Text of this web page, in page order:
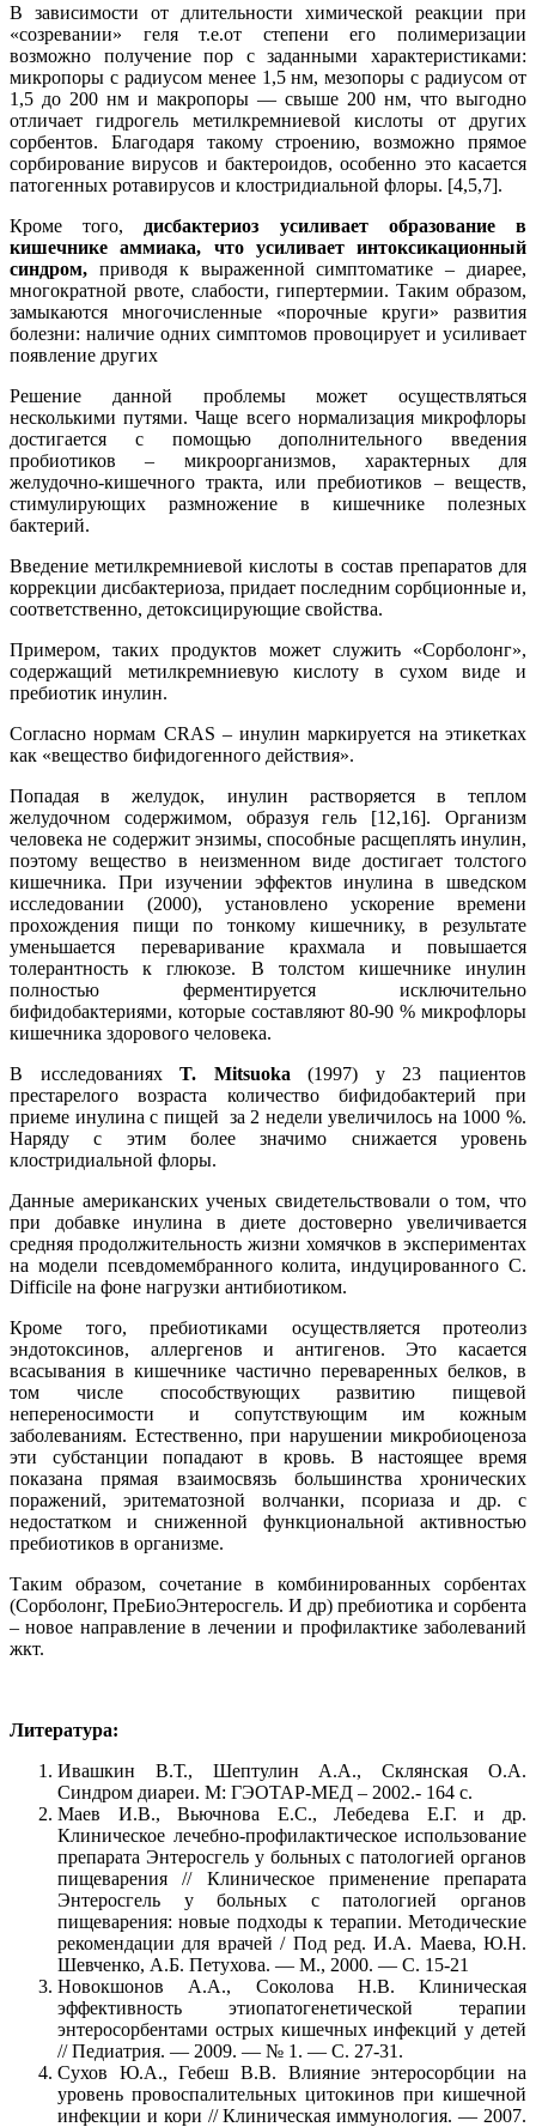
В зависимости от длительности химической реакции при
«созревании» геля т.е.от степени его полимеризации
возможно получение пор с заданными характеристиками:
микропоры с радиусом менее 1,5 нм, мезопоры с радиусом от
1,5 до 200 нм и макропоры — свыше 200 нм, что выгодно
отличает гидрогель метилкремниевой кислоты от других
сорбентов. Благодаря такому строению, возможно прямое
сорбирование вирусов и бактероидов, особенно это касается
патогенных ротавирусов и клостридиальной флоры. [4,5,7].
Кроме того, дисбактериоз усиливает образование в
кишечнике аммиака, что усиливает интоксикационный
синдром, приводя к выраженной симптоматике – диарее,
многократной рвоте, слабости, гипертермии. Таким образом,
замыкаются многочисленные «порочные круги» развития
болезни: наличие одних симптомов провоцирует и усиливает
появление других
Решение данной проблемы может осуществляться
несколькими путями. Чаще всего нормализация микрофлоры
достигается с помощью дополнительного введения
пробиотиков – микроорганизмов, характерных для
желудочно-кишечного тракта, или пребиотиков – веществ,
стимулирующих размножение в кишечнике полезных
бактерий.
Введение метилкремниевой кислоты в состав препаратов для
коррекции дисбактериоза, придает последним сорбционные и,
соответственно, детоксицирующие свойства.
Примером, таких продуктов может служить «Сорболонг»,
содержащий метилкремниевую кислоту в сухом виде и
пребиотик инулин.
Согласно нормам CRAS – инулин маркируется на этикетках
как «вещество бифидогенного действия».
Попадая в желудок, инулин растворяется в теплом
желудочном содержимом, образуя гель [12,16]. Организм
человека не содержит энзимы, способные расщеплять инулин,
поэтому вещество в неизменном виде достигает толстого
кишечника. При изучении эффектов инулина в шведском
исследовании (2000), установлено ускорение времени
прохождения пищи по тонкому кишечнику, в результате
уменьшается переваривание крахмала и повышается
толерантность к глюкозе. В толстом кишечнике инулин
полностью ферментируется исключительно
бифидобактериями, которые составляют 80-90 % микрофлоры
кишечника здорового человека.
В исследованияхT. Mitsuoka (1997) у 23 пациентов
престарелого возраста количество бифидобактерий при
приеме инулина с пищей за 2 недели увеличилось на 1000 %.
Наряду с этим более значимо снижается уровень
клостридиальной флоры.
Данные американских ученых свидетельствовали о том, что
при добавке инулина в диете достоверно увеличивается
средняя продолжительность жизни хомячков в экспериментах
на модели псевдомембранного колита, индуцированного C.
Difficile на фоне нагрузки антибиотиком.
Кроме того, пребиотиками осуществляется протеолиз
эндотоксинов, аллергенов и антигенов. Это касается
всасывания в кишечнике частично переваренных белков, в
том числе способствующих развитию пищевой
непереносимости и сопутствующим им кожным
заболеваниям. Естественно, при нарушении микробиоценоза
эти субстанции попадают в кровь. В настоящее время
показана прямая взаимосвязь большинства хронических
поражений, эритематозной волчанки, псориаза и др. с
недостатком и сниженной функциональной активностью
пребиотиков в организме.
Таким образом, сочетание в комбинированных сорбентах
(Сорболонг, ПреБиоЭнтеросгель. И др) пребиотика и сорбента
– новое направление в лечении и профилактике заболеваний
жкт.
Литература:
Ивашкин В.Т., Шептулин А.А., Склянская О.А.
Синдром диареи. М: ГЭОТАР-МЕД – 2002.- 164 с.
Маев И.В., Вьючнова Е.С., Лебедева Е.Г. и др.
Клиническое лечебно-профилактическое использование
препарата Энтеросгель у больных с патологией органов
пищеварения // Клиническое применение препарата
Энтеросгель у больных с патологией органов
пищеварения: новые подходы к терапии. Методические
рекомендации для врачей / Под ред. И.А. Маева, Ю.Н.
Шевченко, А.Б. Петухова. — М., 2000. — С. 15-21
Новокшонов А.А., Соколова Н.В. Клиническая
эффективность этиопатогенетической терапии
энтеросорбентами острых кишечных инфекций у детей
// Педиатрия. — 2009. — № 1. — С. 27-31.
Сухов Ю.А., Гебеш В.В. Влияние энтеросорбции на
уровень провоспалительных цитокинов при кишечной
инфекции и кори // Клиническая иммунология. — 2007.